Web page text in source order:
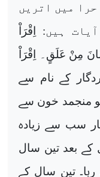
میں اتریں
ہیں:
اِقْرَاْ
مِنْ عَلَقٍ۔ اِقْرَاْ
کے نام سے
منجمد خون سے
سب سے زیادہ
کے بعد تین سال
تین سال کے